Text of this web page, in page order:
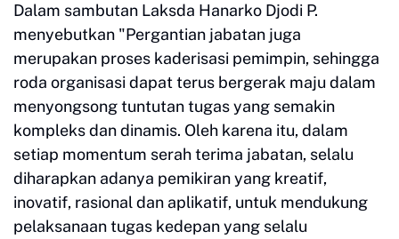
Dalam sambutan Laksda Hanarko Djodi P.
menyebutkan "Pergantian jabatan juga
merupakan proses kaderisasi pemimpin, sehingga
roda organisasi dapat terus bergerak maju dalam
menyongsong tuntutan tugas yang semakin
kompleks dan dinamis. Oleh karena itu, dalam
setiap momentum serah terima jabatan, selalu
diharapkan adanya pemikiran yang kreatif,
inovatif, rasional dan aplikatif, untuk mendukung
pelaksanaan tugas kedepan yang selalu